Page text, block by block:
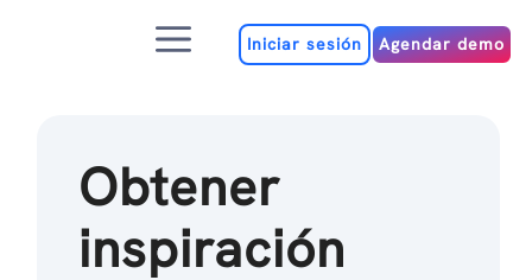
MenúIniciar sesión Agendar demo
Obtener
inspiración